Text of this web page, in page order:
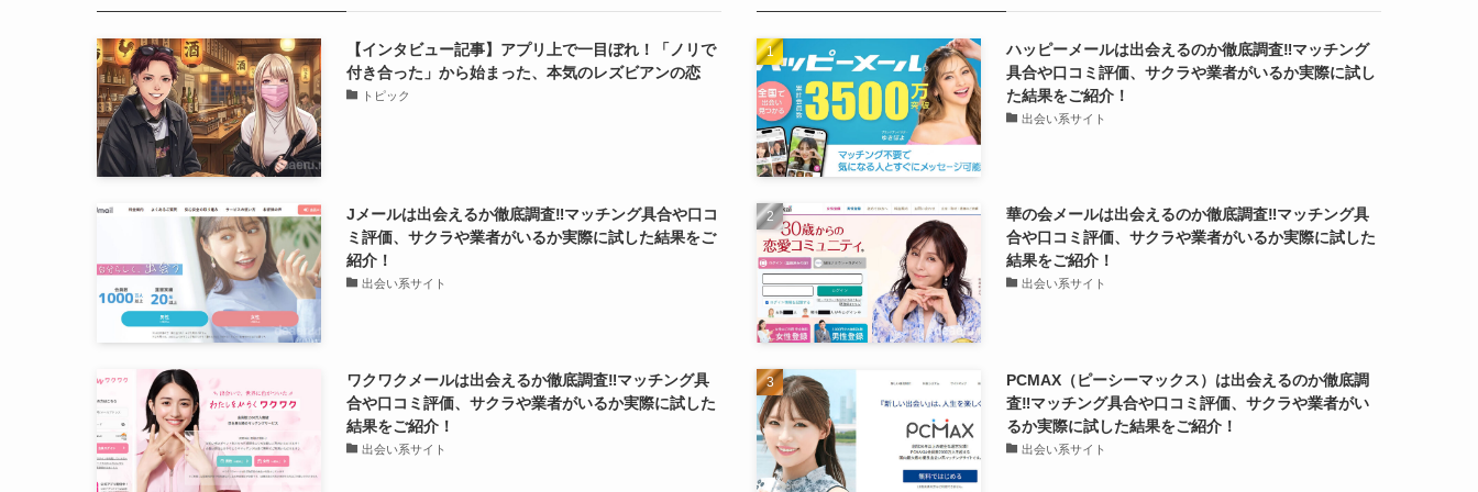
【インタビュー記事】アプリ上で一目ぼれ！「ノリで
付き合った」から始まった、本気のレズビアンの恋
トピック
Jメールは出会えるか徹底調査‼マッチング具合や口コ
ミ評価、サクラや業者がいるか実際に試した結果をご
紹介！
出会い系サイト
ワクワクメールは出会えるか徹底調査‼マッチング具
合や口コミ評価、サクラや業者がいるか実際に試した
結果をご紹介！
出会い系サイト
ハッピーメールは出会えるのか徹底調査‼マッチング
具合や口コミ評価、サクラや業者がいるか実際に試し
た結果をご紹介！
出会い系サイト
華の会メールは出会えるのか徹底調査‼マッチング具
合や口コミ評価、サクラや業者がいるか実際に試した
結果をご紹介！
出会い系サイト
PCMAX（ピーシーマックス）は出会えるのか徹底調
査‼マッチング具合や口コミ評価、サクラや業者がい
るか実際に試した結果をご紹介！
出会い系サイト